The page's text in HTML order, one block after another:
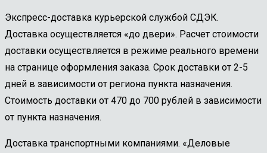
Экспресс-доставка курьерской службой СДЭК.
Доставка осуществляется «до двери». Расчет стоимости
доставки осуществляется в режиме реального времени
на странице оформления заказа. Срок доставки от 2-5
дней в зависимости от региона пункта назначения.
Стоимость доставки от 470 до 700 рублей в зависимости
от пункта назначения.
Доставка транспортными компаниями. «Деловые